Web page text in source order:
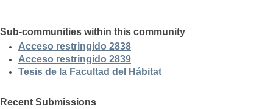
Sub-communities within this community
Acceso restringido 2838
Acceso restringido 2839
Tesis de la Facultad del Hábitat
Recent Submissions